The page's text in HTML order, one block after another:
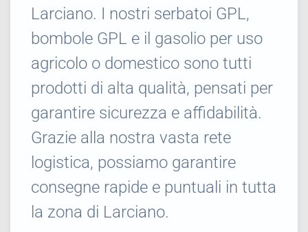
Larciano. I nostri serbatoi GPL,
bombole GPL e il gasolio per uso
agricolo o domestico sono tutti
prodotti di alta qualità, pensati per
garantire sicurezza e affidabilità.
Grazie alla nostra vasta rete
logistica, possiamo garantire
consegne rapide e puntuali in tutta
la zona di Larciano.